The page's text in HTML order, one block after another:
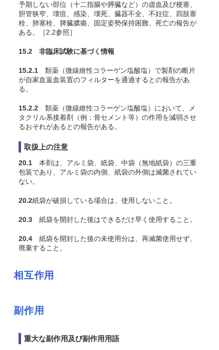
予期しない部位（十二指腸や膵臓など）の虚血及び梗塞、
胆管狭窄 、壊疽、感染、壊死、臓器不全、不妊症、四肢塞
栓、肺塞栓、脾臓膿瘍、固定姿勢保持困難、死亡の報告が
ある。［2.2参照］
15.2 非臨床試験に基づく情報
15.2.1 類薬（微線維性コラーゲン塩酸塩）で製剤の断片
が自家血返血装置のフィルターを通過するとの報告があ
る。
15.2.2 類薬（微線維性コラーゲン塩酸塩）において、メ
タクリル系接着剤（例：骨セメント等）の作用を減弱させ
るおそれがあるとの報告がある。
取扱上の注意
20.1 本剤は、アルミ袋、紙袋、中袋（無地紙袋）の三重
包装であり、アルミ袋の内側、紙袋の外側は滅菌されてい
ない。
20.2紙袋が破損している場合は、使用しないこと。
20.3 紙袋を開封した後はできるだけ早く使用すること。
20.4 紙袋を開封した後の未使用分は、再滅菌使用せず、
廃棄すること。
相互作用
副作用
重大な副作用及び副作用用語